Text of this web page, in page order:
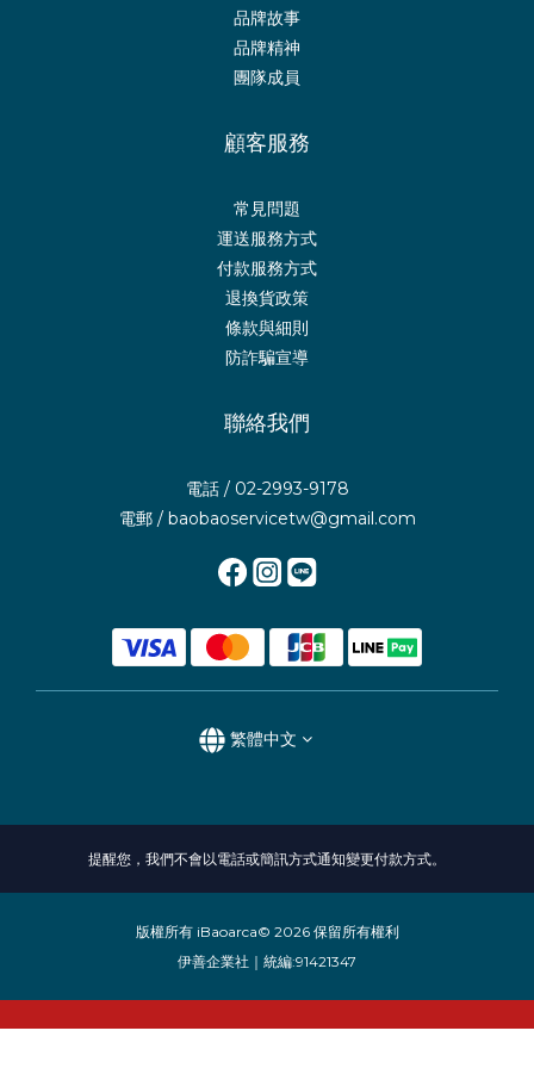
品牌故事
品牌精神
團隊成員
顧客服務
常見問題
運送服務方式
付款服務方式
退換貨政策
條款與細則
防詐騙宣導
聯絡我們
電話 / 02-2993-9178
電郵 / baobaoservicetw@gmail.com
繁體中文
提醒您，我們不會以電話或簡訊方式通知變更付款方式。
版權所有 iBaoarca© 2026 保留所有權利
伊善企業社｜統編:91421347